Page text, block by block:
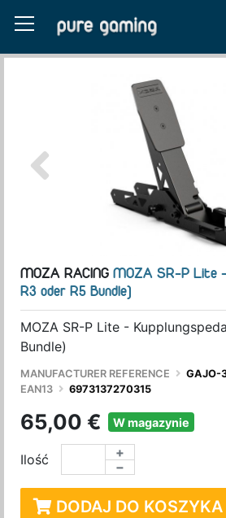
MOZA RACING MOZA SR-P Lite -
R3 oder R5 Bundle)
MOZA SR-P Lite -
Bundle)
MANUFACTURER REFERENCE
GAJO-
EAN13
6973137270315
65,00 € W magazynie
Ilość −
+
DODAJ DO KOSZYKA